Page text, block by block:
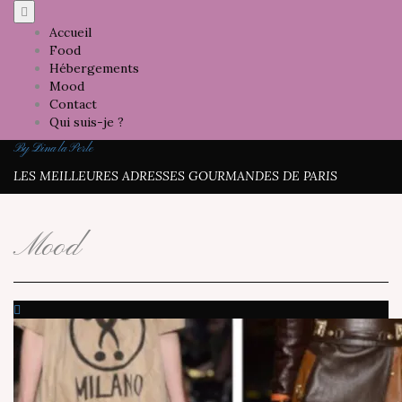
Skip
Accueil
Food
Hébergements
Mood
Contact
Qui suis-je ?
By Dina la Perle
LES MEILLEURES ADRESSES GOURMANDES DE PARIS
Mood